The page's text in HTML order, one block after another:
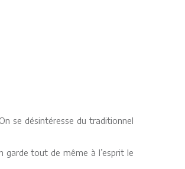
se désintéresse du traditionnel
garde tout de même à l’esprit le